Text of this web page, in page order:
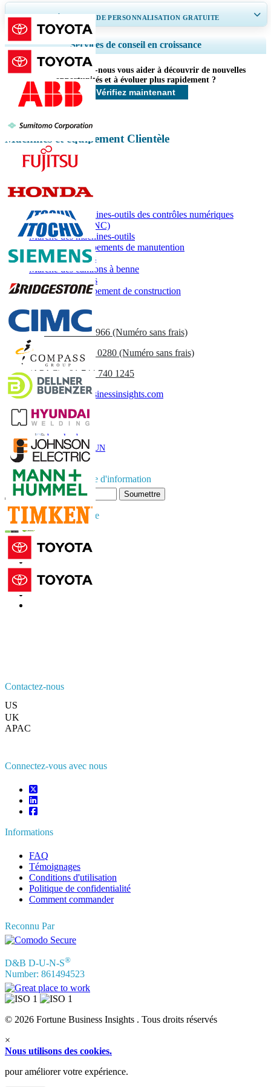
OBTENEZ 30 À 60 DE PERSONNALISATION GRATUITE
Ampliar a cobertura regional e por país, Análise de segmentos, Perfis de
empresas, Benchmarking competitivo, e insights sobre o usuário final.
Personnaliser maintenant
Services de conseil en croissance
Comment pouvons-nous vous aider à découvrir de nouvelles
opportunités et à évoluer plus rapidement ?
Vérifiez maintenant
Machines et équipement Clientèle
Rapports associés
Marché des machines-outils des contrôles numériques
informatiques (CNC)
Marché des machines-outils
Marché des équipements de manutention
Marché des grues
Marché des camions à benne
Marché des pelles
Marché de l'équipement de construction
Contactez-nous
US+1 833 909 2966 (Numéro sans frais)
UK +44 808 502 0280 (Numéro sans frais)
(APAC) +91 744 740 1245
sales@fortunebusinessinsights.com
Appel
E-mail
TÉLÉCHARGER UN
EXEMPLE
Abonnez-vous à la lettre d'information
Soumettre
Faites confiance en ligne
Contactez-nous
US
UK
APAC
Connectez-vous avec nous
Informations
FAQ
Témoignages
Conditions d'utilisation
Politique de confidentialité
Comment commander
Reconnu Par
D&B D-U-N-S®
Number: 861494523
© 2026 Fortune Business Insights . Tous droits réservés
×
Nous utilisons des cookies.
pour améliorer votre expérience.